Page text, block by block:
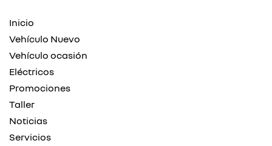
Inicio
Vehículo Nuevo
Vehículo ocasión
Eléctricos
Promociones
Taller
Noticias
Servicios